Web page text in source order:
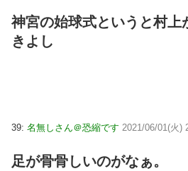
神宮の始球式というと村上
きよし
39: 名無しさん＠恐縮です 2021/06/01(火)
足が骨骨しいのがなぁ。